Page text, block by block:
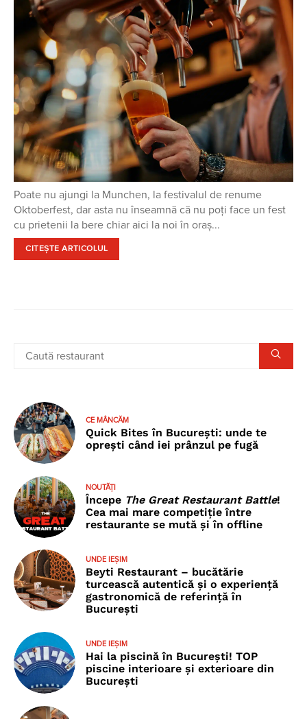
Poate nu ajungi la Munchen, la festivalul de renume
Oktoberfest, dar asta nu înseamnă că nu poți face un fest
cu prietenii la bere chiar aici la noi în oraș...
CITEȘTE ARTICOLUL
CE MÂNCĂM
Quick Bites în București: unde te
oprești când iei prânzul pe fugă
NOUTĂȚI
Începe The Great Restaurant Battle!
Cea mai mare competiție între
restaurante se mută și în offline
UNDE IEȘIM
Beyti Restaurant – bucătărie
turcească autentică și o experiență
gastronomică de referință în
București
UNDE IEȘIM
Hai la piscină în București! TOP
piscine interioare și exterioare din
București